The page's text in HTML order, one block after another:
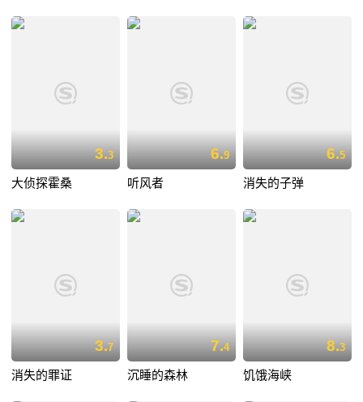
3.3
大侦探霍桑
6.9
听风者
6.5
消失的子弹
3.7
消失的罪证
7.4
沉睡的森林
8.3
饥饿海峡